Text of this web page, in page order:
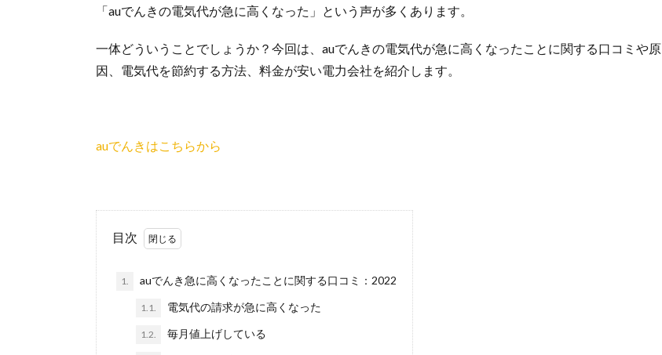
「auでんきの電気代が急に高くなった」という声が多くあります。
一体どういうことでしょうか？今回は、auでんきの電気代が急に高くなったことに関する口コミや原
因、電気代を節約する方法、料金が安い電力会社を紹介します。
auでんきはこちらから
目次
1. auでんき急に高くなったことに関する口コミ：2022
1.1. 電気代の請求が急に高くなった
1.2. 毎月値上げしている